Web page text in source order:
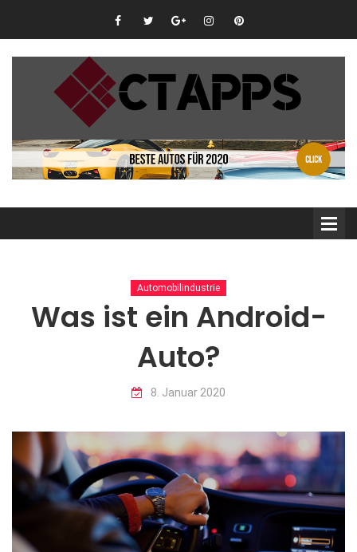
Automobilindustrie
Was ist ein Android-
Auto?
8. Januar 2020